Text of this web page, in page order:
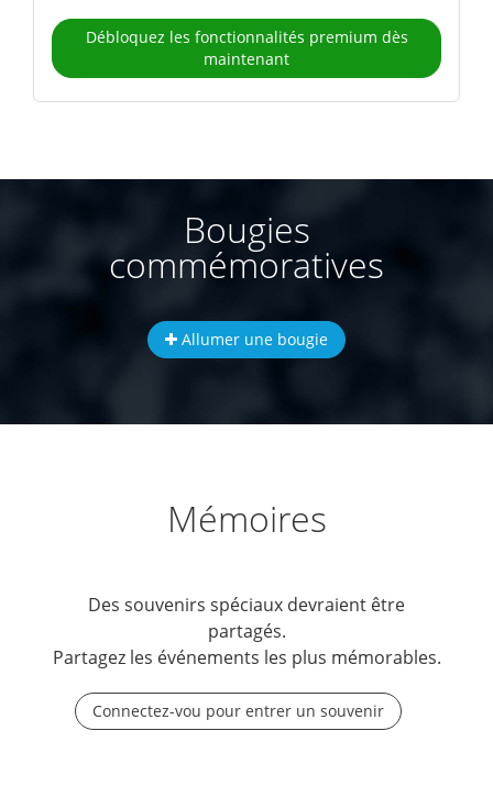
Débloquez les fonctionnalités premium dès
maintenant
Bougies
commémoratives
Allumer une bougie
Mémoires
Des souvenirs spéciaux devraient être
partagés.
Partagez les événements les plus mémorables.
Connectez-vou pour entrer un souvenir